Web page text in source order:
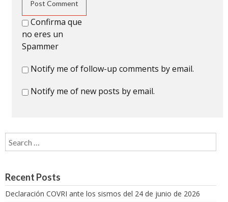
Confirma que
no eres un
Spammer
Notify me of follow-up comments by email.
Notify me of new posts by email.
Search for:
Recent Posts
Declaración COVRI ante los sismos del 24 de junio de 2026